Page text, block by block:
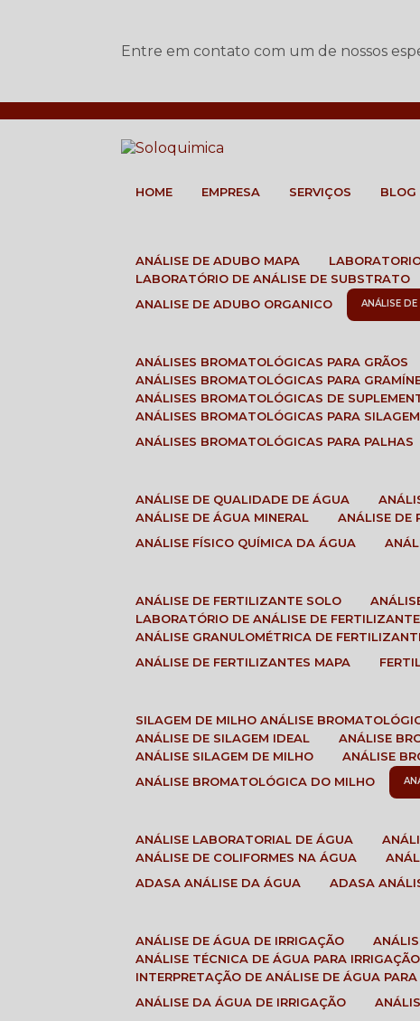
Entre em contato com um de nossos
HOME EMPRESA SERVIÇOS BLOG
ANÁLISE DE ADUBO MAPA
LABORATÓRIO DE ANÁLISE DE SUBSTRATO
ANALISE DE ADUBO ORGANICO
ANÁLISE
ANÁLISES BROMATOLÓGICAS PARA GRÃOS
ANÁLISES BROMATOLÓGICAS PARA
ANÁLISES BROMATOLÓGICAS DE
ANÁLISES BROMATOLÓGICAS PARA
ANÁLISES BROMATOLÓGICAS PARA PALHAS
ANÁLISE DE QUALIDADE DE ÁGUA
ANÁLISE DE ÁGUA MINERAL
ANÁLISE
ANÁLISE FÍSICO QUÍMICA DA ÁGUA
ANÁLISE DE FERTILIZANTE SOLO
LABORATÓRIO DE ANÁLISE DE FERTILIZANTE
ANÁLISE GRANULOMÉTRICA DE
ANÁLISE DE FERTILIZANTES MAPA
SILAGEM DE MILHO ANÁLISE
ANÁLISE DE SILAGEM IDEAL
ANÁLISE
ANÁLISE SILAGEM DE MILHO
ANÁLISE
ANÁLISE BROMATOLÓGICA DO MILHO
ANÁLISE LABORATORIAL DE ÁGUA
ANÁLISE DE COLIFORMES NA ÁGUA
ADASA ANÁLISE DA ÁGUA
ADASA
ANÁLISE DE ÁGUA DE IRRIGAÇÃO
ANÁLISE TÉCNICA DE ÁGUA PARA IRRIGAÇÃO
INTERPRETAÇÃO DE ANÁLISE DE ÁGUA
ANÁLISE DA ÁGUA DE IRRIGAÇÃO